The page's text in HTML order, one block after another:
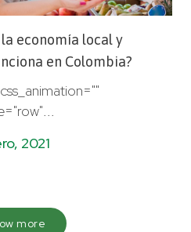
la economía local y
en Colombia?
2021
more